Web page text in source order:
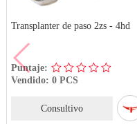
Transplanter de paso 2zs - 4hd
Puntaje:
Vendido: 0 PCS
Consultivo